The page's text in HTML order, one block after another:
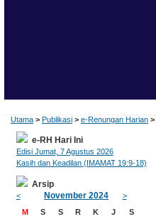
Utama > Publikasi > e-Renungan Harian >
e-RH Hari Ini
Edisi Jumat, 7 Agustus 2026
Kasih dan Keadilan (IMAMAT 19:9-18)
Arsip
< November 2024
>
M
S S R K J S